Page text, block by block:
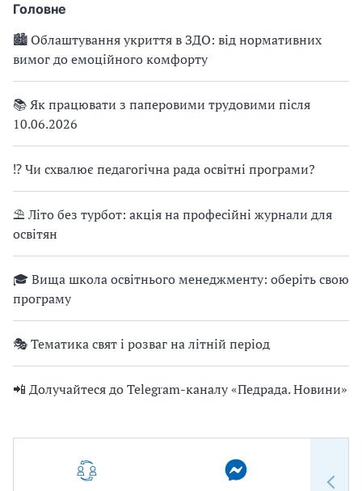
Головне
🏙 Облаштування укриття в ЗДО: від нормативних
вимог до емоційного комфорту
📚 Як працювати з паперовими трудовими після
10.06.2026
⁉ Чи схвалює педагогічна рада освітні програми?
⛱ Літо без турбот: акція на професійні журнали для
освітян
🎓 Вища школа освітнього менеджменту: оберіть свою
програму
🎭 Тематика свят і розваг на літній період
📲 Долучайтеся до Telegram-каналу «Педрада. Новини»